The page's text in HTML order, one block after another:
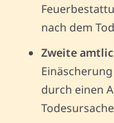
nach dem
Zweite
durch einen